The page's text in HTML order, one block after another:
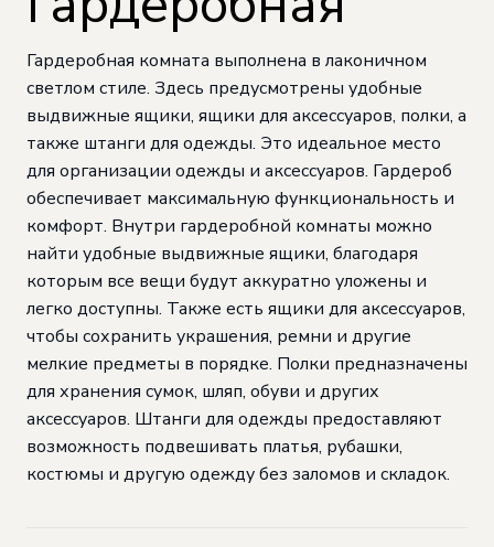
Гардеробная комната выполнена в лаконичном
светлом стиле. Здесь предусмотрены удобные
выдвижные ящики, ящики для аксессуаров, полки, а
также штанги для одежды. Это идеальное место
для организации одежды и аксессуаров. Гардероб
обеспечивает максимальную функциональность и
комфорт. Внутри гардеробной комнаты можно
найти удобные выдвижные ящики, благодаря
которым все вещи будут аккуратно уложены и
легко доступны. Также есть ящики для аксессуаров,
чтобы сохранить украшения, ремни и другие
мелкие предметы в порядке. Полки предназначены
для хранения сумок, шляп, обуви и других
аксессуаров. Штанги для одежды предоставляют
возможность подвешивать платья, рубашки,
костюмы и другую одежду без заломов и складок.